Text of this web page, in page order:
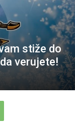
stiže do
verujete!